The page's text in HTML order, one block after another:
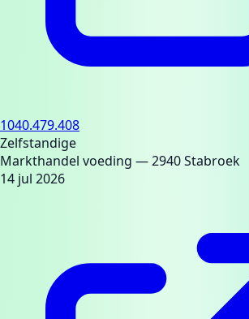
1040.479.408
Zelfstandige
Markthandel voeding — 2940 Stabroek
14 jul 2026